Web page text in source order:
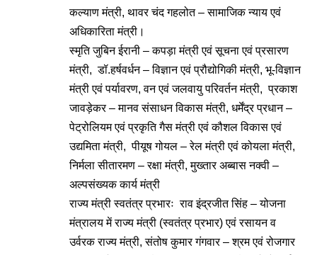
कल्याण मंत्री, थावर चंद गहलोत – सामाजिक न्याय एवं
अधिकारिता मंत्री।
स्मृति जुबिन ईरानी – कपड़ा मंत्री एवं सूचना एवं प्रसारण
मंत्री, डॉ.हर्षवर्धन – विज्ञान एवं प्रौद्योगिकी मंत्री, भू-विज्ञान
मंत्री एवं पर्यावरण, वन एवं जलवायु परिवर्तन मंत्री, प्रकाश
जावड़ेकर – मानव संसाधन विकास मंत्री, धर्मेंद्र प्रधान –
पेट्रोलियम एवं प्रकृति गैस मंत्री एवं कौशल विकास एवं
उद्यमिता मंत्री, पीयूष गोयल – रेल मंत्री एवं कोयला मंत्री,
निर्मला सीतारमण – रक्षा मंत्री, मुख्तार अब्बास नक्वी –
अल्पसंख्यक कार्य मंत्री
राज्य मंत्री स्वतंत्र प्रभारः राव इंद्रजीत सिंह – योजना
मंत्रालय में राज्य मंत्री (स्वतंत्र प्रभार) एवं रसायन व
उर्वरक राज्य मंत्री, संतोष कुमार गंगवार – श्रम एवं रोजगार